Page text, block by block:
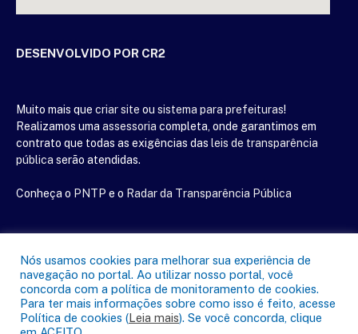
DESENVOLVIDO POR CR2
Muito mais que criar site ou sistema para prefeituras!
Realizamos uma assessoria completa, onde garantimos em
contrato que todas as exigências das leis de transparência
pública serão atendidas.
Conheça o PNTP e o Radar da Transparência Pública
Todos os direitos reservados a Câmara Municipal de Mãe do Rio
Mapa do Site
Acessar Área Administrativa
Nós usamos cookies para melhorar sua experiência de
navegação no portal. Ao utilizar nosso portal, você
concorda com a política de monitoramento de cookies.
Para ter mais informações sobre como isso é feito, acesse
Política de cookies (Leia mais). Se você concorda, clique